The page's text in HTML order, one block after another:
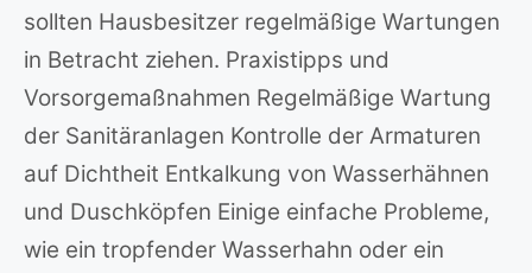
sollten Hausbesitzer regelmäßige Wartungen
in Betracht ziehen. Praxistipps und
Vorsorgemaßnahmen Regelmäßige Wartung
der Sanitäranlagen Kontrolle der Armaturen
auf Dichtheit Entkalkung von Wasserhähnen
und Duschköpfen Einige einfache Probleme,
wie ein tropfender Wasserhahn oder ein